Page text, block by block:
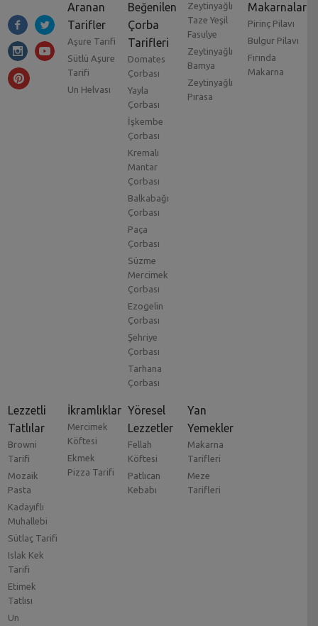
Aranan
Tarifler
Aşure Tarifi
Sütlü Aşure
Tarifi
Un Helvası
Beğenilen
Çorba
Tarifleri
Domates
Çorbası
Yayla
Çorbası
İşkembe
Çorbası
Kremalı
Mantar
Çorbası
Balkabağı
Çorbası
Paça
Çorbası
Süzme
Mercimek
Çorbası
Ezogelin
Çorbası
Şehriye
Çorbası
Tarhana
Çorbası
Zeytinyağlı
Taze Yeşil
Fasulye
Zeytinyağlı
Bamya
Zeytinyağlı
Pırasa
Makarnalar
Pirinç Pilavı
Bulgur Pilavı
Fırında
Makarna
Lezzetli
Tatlılar
Browni
Tarifi
Mozaik
Pasta
Kadayıflı
Muhallebi
Sütlaç Tarifi
Islak Kek
Tarifi
Etimek
Tatlısı
Un
İkramlıklar
Mercimek
Köftesi
Ekmek
Pizza Tarifi
Yöresel
Lezzetler
Fellah
Köftesi
Patlıcan
Kebabı
Yan
Yemekler
Makarna
Tarifleri
Meze
Tarifleri